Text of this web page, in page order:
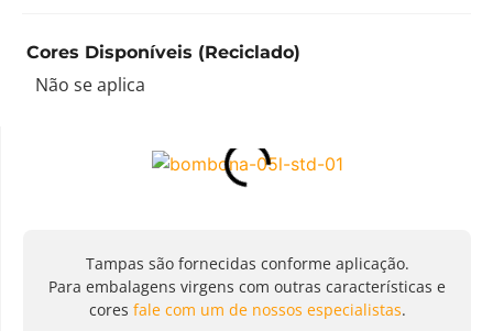
Cores Disponíveis (Reciclado)
Não se aplica
Tampas são fornecidas conforme aplicação.
Para embalagens virgens com outras características e
cores fale com um de nossos especialistas.